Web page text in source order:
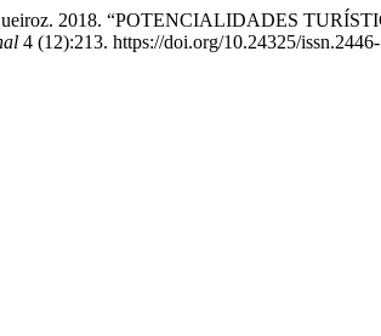
2018. “POTENCIALIDADES
4 (12):213. https://doi.org/10.24325/